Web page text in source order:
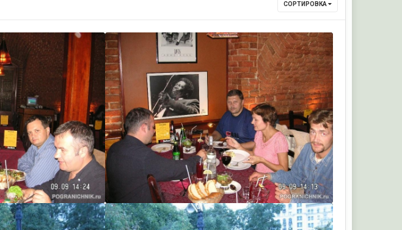
СОРТИРОВКА
Строитель